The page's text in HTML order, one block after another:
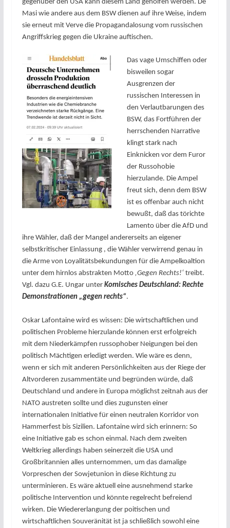
gegenüber den USA kann diesem Land geholfen werden. De
Masi wie andere aus dem BSW dienen auf ihre Weise, indem
sie erneut mit Verve die Propagandalosung vom russischen
Angriffskrieg gegen die Ukraine auftischen.
Das vage Umschiffen oder
bisweilen sogar
Ausgrenzen der
russischen Interessen in
den Verlautbarungen des
BSW, das Fortführen der
herrschenden Narrative
klingt stark nach
Einknicken vor dem Furor
der Russohobie
hierzulande. Die Ampel
freut sich, denn dem BSW
ist es offenbar auch nicht
bewußt, daß das törichte
Lamento über die AfD und
ihre Wähler, daß der Mangel andererseits an eigener
selbstkritischer Einlassung , die Wähler verwirrend genau in
die Arme von Loyalitätsbekundungen für die Ampelkoaltion
unter dem hirnlos abstrakten Motto ‚Gegen Rechts!‘ treibt.
Vgl. dazu G.E. Ungar unter Komisches Deutschland: Rechte
Demonstrationen „gegen rechts“.
Oskar Lafontaine wird es wissen: Die wirtschaftlichen und
politischen Probleme hierzulande können erst erfolgreich
mit dem Niederkämpfen russophober Neigungen bei den
politisch Mächtigen erledigt werden. Wie wäre es denn,
wenn er sich mit anderen Persönlichkeiten aus der Riege der
Altvorderen zusammentäte und begründen würde, daß
Deutschland und andere in Europa möglichst zeitnah aus der
NATO austreten sollte und dies zugunsten einer
internationalen Initiative für einen neutralen Korridor von
Hammerfest bis Sizilien. Lafontaine wird sich erinnern: So
eine Initiative gab es schon einmal. Nach dem zweiten
Weltkrieg allerdings haben seinerzeit die USA und
Großbritannien alles unternommen, um das damalige
Vorpreschen der Sowjetunion in diese Richtung zu
unterminieren. Es wäre aktuell eine ausnehmend starke
politische Intervention und könnte regelrecht befreiend
wirken. Die Wiedererlangung der poitischen und
wirtschaftlichen Souveränität ist ja schließlich sowohl eine